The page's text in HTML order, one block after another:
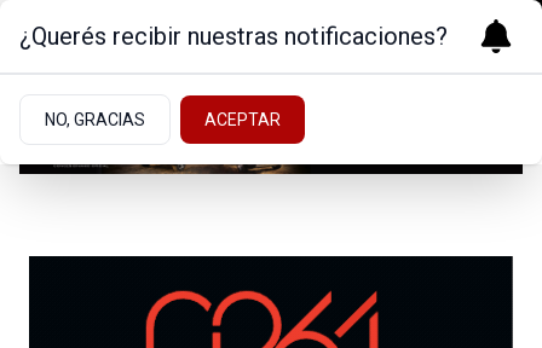
¿Querés recibir nuestras notificaciones?
NO, GRACIAS ACEPTAR